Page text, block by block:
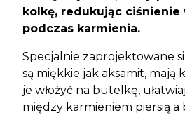
kolkę, redukując
podczas karmienia.
Specjalnie zaprojektowane
są miękkie jak aksamit, mają
je włożyć na butelkę,
między karmieniem piersią a